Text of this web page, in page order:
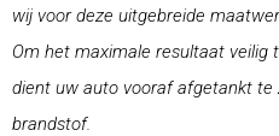
wij voor deze uitgebreide
Om het maximale resultaat veilig
dient uw auto vooraf afgetankt te
brandstof.